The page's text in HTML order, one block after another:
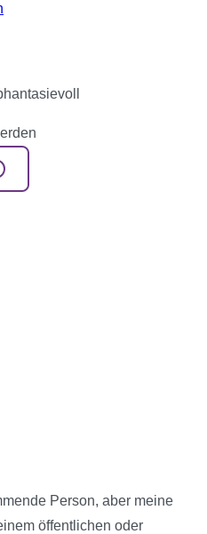
Person, aber meine
öffentlichen oder